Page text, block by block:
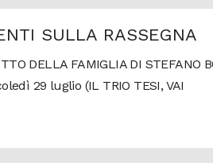
SULLA RASSEGNA
DELLA FAMIGLIA DI STEFANO
29 luglio (IL TRIO TESI, VAI